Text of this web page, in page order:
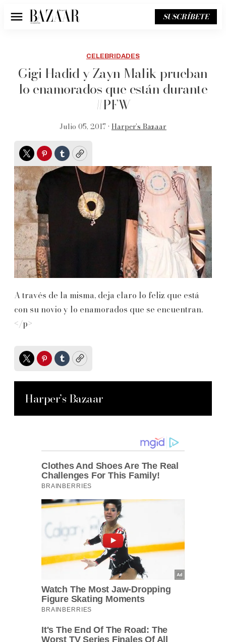
Menú SUSCRÍBETE
CELEBRIDADES
Gigi Hadid y Zayn Malik prueban
lo enamorados que están durante
#PFW
Julio 05, 2017 • Harper’s Bazaar
TwitterPinterest
TumblrCopy
A través de la misma, deja claro lo feliz que está
con su novio y lo enamorados que se encuentran.
</p>
TwitterPinterest
TumblrCopy
Harper’s Bazaar